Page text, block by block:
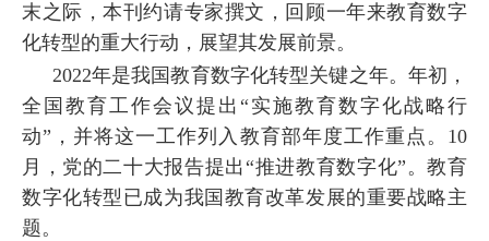
末之际，本刊约请专家撰文，回顾一年来教育数字
化转型的重大行动，展望其发展前景。
2022年是我国教育数字化转型关键之年。年初，
全国教育工作会议提出“实施教育数字化战略行
动”，并将这一工作列入教育部年度工作重点。10
月，党的二十大报告提出“推进教育数字化”。教育
数字化转型已成为我国教育改革发展的重要战略主
题。